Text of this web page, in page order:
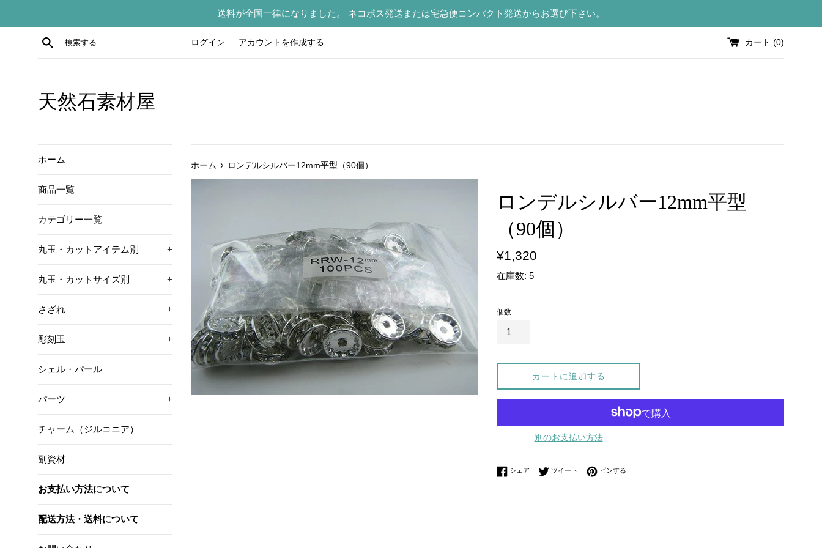
送料が全国一律になりました。 ネコポス発送または宅急便コンパクト発送からお選び下さい。
検索する ログイン アカウントを作成する カート (0)
天然石素材屋
ホーム
商品一覧
カテゴリー一覧
丸玉・カットアイテム別 +
丸玉・カットサイズ別 +
さざれ +
彫刻玉 +
シェル・パール
パーツ +
チャーム（ジルコニア）
副資材
お支払い方法について
配送方法・送料について
ホーム › ロンデルシルバー12mm平型（90個）
ロンデルシルバー12mm平型
（90個）
通
価
¥1,320
在庫数: 5
個数
カートに追加する
別のお支払い方法
シェア Facebookでシェアする
ツイート Twitterに投稿する
ピンする